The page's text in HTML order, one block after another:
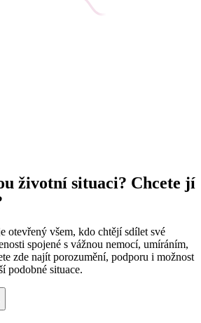
životní situaci? Chcete jí
otevřený všem, kdo chtějí sdílet své
spojené s vážnou nemocí, umíráním,
zde najít porozumění, podporu i možnost
podobné situace.